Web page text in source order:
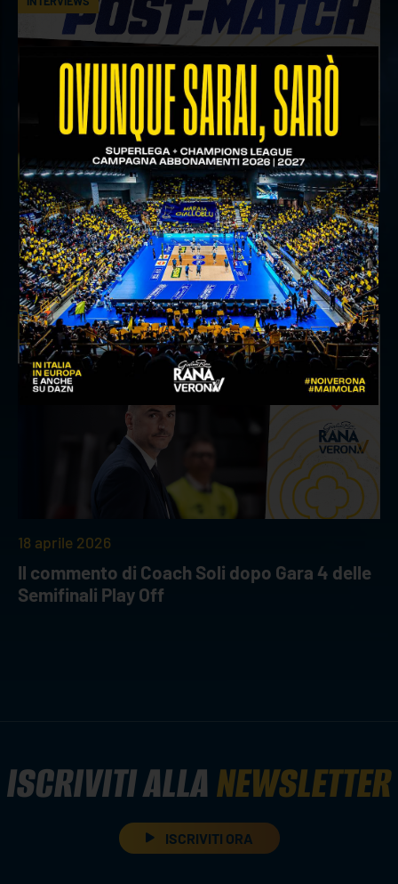
18 aprile 2026
Il commento del ds Lami dopo Gara 4 delle
Semifinali Play Off
INTERVIEWS
18 aprile 2026
Il commento di Coach Soli dopo Gara 4 delle
Semifinali Play Off
ISCRIVITI ALLANEWSLETTER
ISCRIVITI ORA